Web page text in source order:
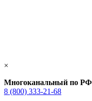
×
Многоканальный по РФ
8 (800) 333‑21-68